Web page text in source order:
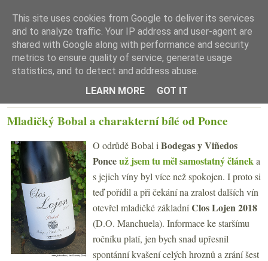
☰ Menu
Mladičký Bobal a charakterní bílé od Ponce
O odrůdě Bobal i Bodegas y Viñedos
Ponceuž jsem tu měl samostatný článeka
s jejich víny byl více než spokojen. I proto si
teď pořídil a při čekání na zralost dalších vín
otevřel mladičké základníClos Lojen 2018
(D.O. Manchuela). Informace ke staršímu
ročníku platí, jen bych snad upřesnil
spontánní kvašení celých hroznů a zrání šest
This site uses cookies from Google to deliver its services
and to analyze traffic. Your IP address and user-agent are
shared with Google along with performance and security
metrics to ensure quality of service, generate usage
statistics, and to detect and address abuse.
LEARN MORE
GOT IT